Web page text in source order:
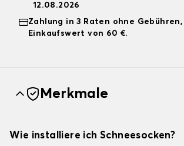
12.08.2026
Zahlung in 3 Raten ohne
Einkaufswert von 60 €.
Merkmale
Wie installiere ich Schneesocken?